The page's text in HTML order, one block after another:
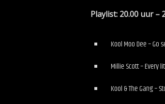
Playlist: 20.00 uur –
Kool Moo Dee – Go
Millie Scott – Every
Kool & The Gang –